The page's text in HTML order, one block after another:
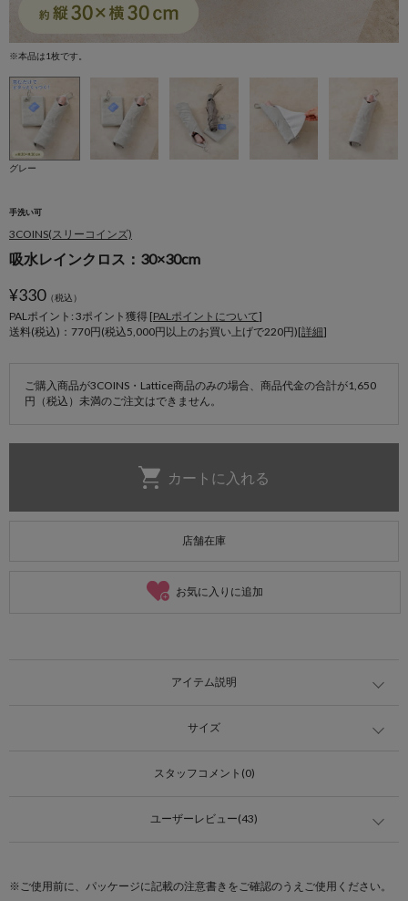
※本品は1枚です。
グレー
手洗い可
3COINS(スリーコインズ)
吸水レインクロス：30×30cm
¥330（税込）
PALポイント: 3ポイント獲得 [PALポイントについて]
送料(税込)：770円(税込5,000円以上のお買い上げで220円)[詳細]
ご購入商品が3COINS・Lattice商品のみの場合、商品代金の合計が1,650
円（税込）未満のご注文はできません。
店舗在庫
お気に入りに追加
アイテム説明
サイズ
スタッフコメント(0)
ユーザーレビュー(43)
※ご使用前に、パッケージに記載の注意書きをご確認のうえご使用ください。